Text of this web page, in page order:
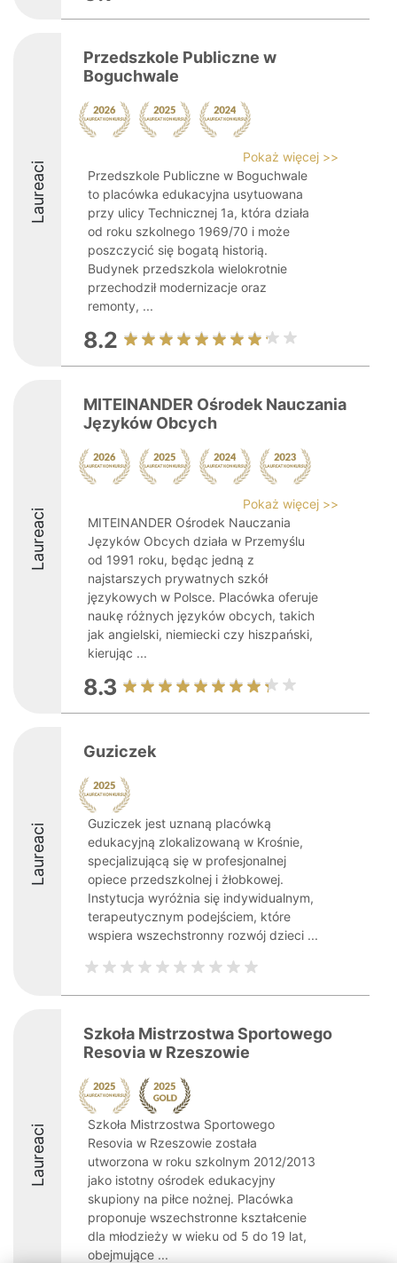
Laureaci
Przedszkole Publiczne w
Boguchwale
Pokaż więcej >>
Przedszkole Publiczne w Boguchwale
to placówka edukacyjna usytuowana
przy ulicy Technicznej 1a, która działa
od roku szkolnego 1969/70 i może
poszczycić się bogatą historią.
Budynek przedszkola wielokrotnie
przechodził modernizacje oraz
remonty, ...
8.2
Laureaci
MITEINANDER Ośrodek Nauczania
Języków Obcych
Pokaż więcej >>
MITEINANDER Ośrodek Nauczania
Języków Obcych działa w Przemyślu
od 1991 roku, będąc jedną z
najstarszych prywatnych szkół
językowych w Polsce. Placówka oferuje
naukę różnych języków obcych, takich
jak angielski, niemiecki czy hiszpański,
kierując ...
8.3
Laureaci
Guziczek
Guziczek jest uznaną placówką
edukacyjną zlokalizowaną w Krośnie,
specjalizującą się w profesjonalnej
opiece przedszkolnej i żłobkowej.
Instytucja wyróżnia się indywidualnym,
terapeutycznym podejściem, które
wspiera wszechstronny rozwój dzieci ...
Laureaci
Szkoła Mistrzostwa Sportowego
Resovia w Rzeszowie
Szkoła Mistrzostwa Sportowego
Resovia w Rzeszowie została
utworzona w roku szkolnym 2012/2013
jako istotny ośrodek edukacyjny
skupiony na piłce nożnej. Placówka
proponuje wszechstronne kształcenie
dla młodzieży w wieku od 5 do 19 lat,
obejmujące ...